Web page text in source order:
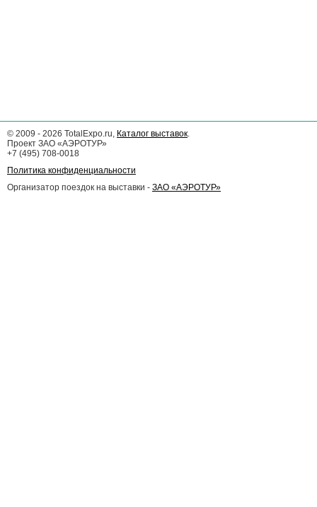
© 2009 - 2026 TotalExpo.ru, Каталог выставок.
Проект ЗАО «АЭРОТУР»
+7 (495) 708-0018
Политика конфиденциальности
Организатор поездок на выставки - ЗАО «АЭРОТУР»